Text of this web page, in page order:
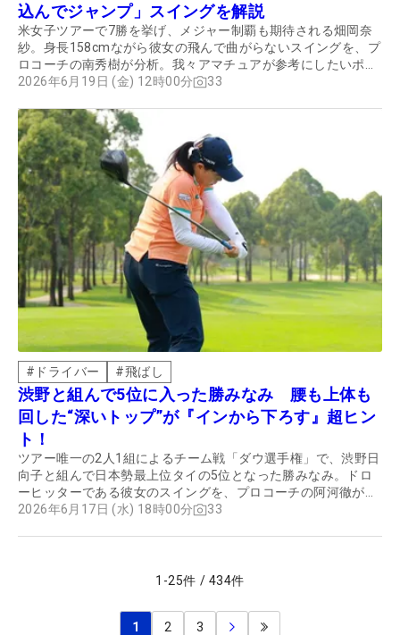
込んでジャンプ」スイングを解説
米女子ツアーで7勝を挙げ、メジャー制覇も期待される畑岡奈
紗。身長158cmながら彼女の飛んで曲がらないスイングを、プ
ロコーチの南秀樹が分析。我々アマチュアが参考にしたいポイ
ントも教えてもらった。
2026年6月19日 (金) 12時00分 33
# ドライバー #飛ばし
渋野と組んで5位に入った勝みなみ 腰も上体も
回した“深いトップ”が『インから下ろす』超ヒン
ト！
ツアー唯一の2人1組によるチーム戦「ダウ選手権」で、渋野日
向子と組んで日本勢最上位タイの5位となった勝みなみ。ドロ
ーヒッターである彼女のスイングを、プロコーチの阿河徹が分
析。我々アマチュアが参考にしたいポイントも教えてもらっ
2026年6月17日 (水) 18時00分 33
1 -25件 / 434件
1 2 3